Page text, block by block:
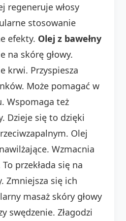
regeneruje włosy
stosowanie
efekty. Olej z bawełny
na skórę głowy.
krwi. Przyspiesza
Może pomagać w
Wspomaga też
Dzieje się to dzięki
Olej
Wzmacnia
przekłada się na
Zmniejsza się ich
masaż skóry głowy
swędzenie. Złagodzi